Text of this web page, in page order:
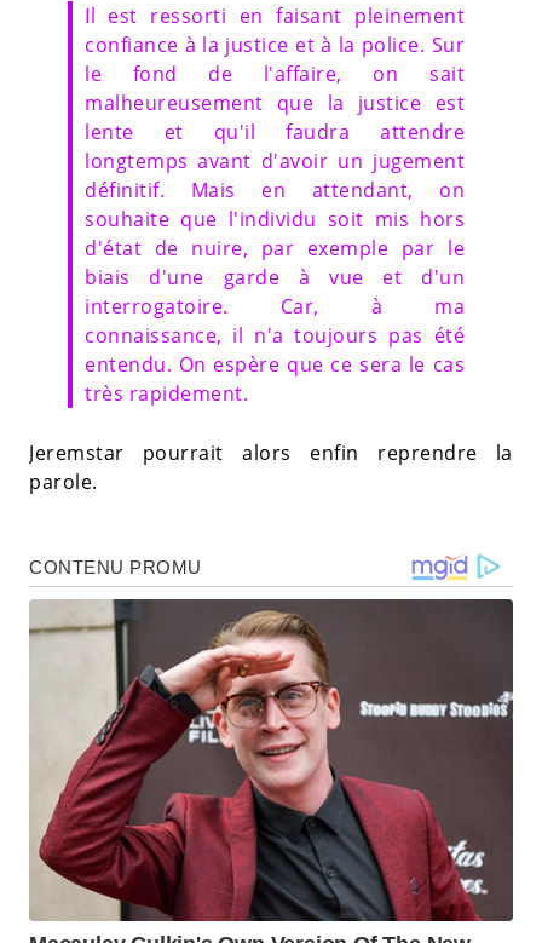
Il est ressorti en faisant pleinement
confiance à la justice et à la police. Sur
le fond de l'affaire, on sait
malheureusement que la justice est
lente et qu'il faudra attendre
longtemps avant d'avoir un jugement
définitif. Mais en attendant, on
souhaite que l'individu soit mis hors
d'état de nuire, par exemple par le
biais d'une garde à vue et d'un
interrogatoire. Car, à ma
connaissance, il n'a toujours pas été
entendu. On espère que ce sera le cas
très rapidement.
Jeremstar pourrait alors enfin reprendre la
parole.